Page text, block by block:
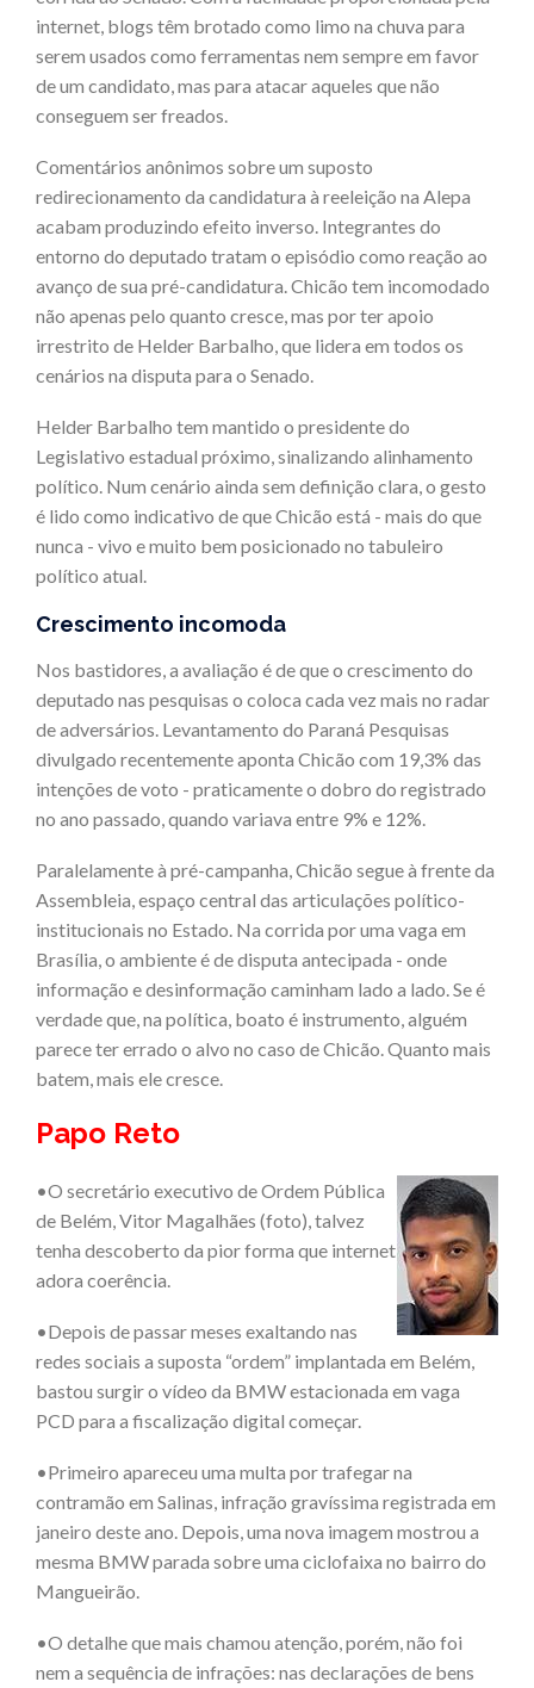
internet, blogs têm brotado como limo na chuva para
serem usados como ferramentas nem sempre em favor
de um candidato, mas para atacar aqueles que não
conseguem ser freados.
Comentários anônimos sobre um suposto
redirecionamento da candidatura à reeleição na Alepa
acabam produzindo efeito inverso. Integrantes do
entorno do deputado tratam o episódio como reação ao
avanço de sua pré-candidatura. Chicão tem incomodado
não apenas pelo quanto cresce, mas por ter apoio
irrestrito de Helder Barbalho, que lidera em todos os
cenários na disputa para o Senado.
Helder Barbalho tem mantido o presidente do
Legislativo estadual próximo, sinalizando alinhamento
político. Num cenário ainda sem definição clara, o gesto
é lido como indicativo de que Chicão está - mais do que
nunca - vivo e muito bem posicionado no tabuleiro
político atual.
Crescimento incomoda
Nos bastidores, a avaliação é de que o crescimento do
deputado nas pesquisas o coloca cada vez mais no radar
de adversários. Levantamento do Paraná Pesquisas
divulgado recentemente aponta Chicão com 19,3% das
intenções de voto - praticamente o dobro do registrado
no ano passado, quando variava entre 9% e 12%.
Paralelamente à pré-campanha, Chicão segue à frente da
Assembleia, espaço central das articulações político-
institucionais no Estado. Na corrida por uma vaga em
Brasília, o ambiente é de disputa antecipada - onde
informação e desinformação caminham lado a lado. Se é
verdade que, na política, boato é instrumento, alguém
parece ter errado o alvo no caso de Chicão. Quanto mais
batem, mais ele cresce.
Papo Reto
•O secretário executivo de Ordem Pública
de Belém, Vitor Magalhães (foto), talvez
tenha descoberto da pior forma que internet
adora coerência.
•Depois de passar meses exaltando nas
redes sociais a suposta “ordem” implantada em Belém,
bastou surgir o vídeo da BMW estacionada em vaga
PCD para a fiscalização digital começar.
•Primeiro apareceu uma multa por trafegar na
contramão em Salinas, infração gravíssima registrada em
janeiro deste ano. Depois, uma nova imagem mostrou a
mesma BMW parada sobre uma ciclofaixa no bairro do
Mangueirão.
•O detalhe que mais chamou atenção, porém, não foi
nem a sequência de infrações: nas declarações de bens